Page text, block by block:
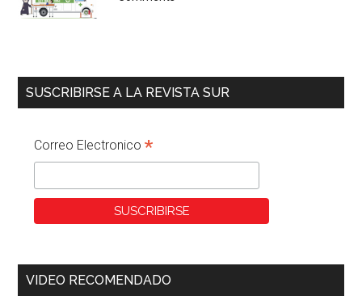
SUSCRIBIRSE A LA REVISTA SUR
Correo Electronico*
VIDEO RECOMENDADO